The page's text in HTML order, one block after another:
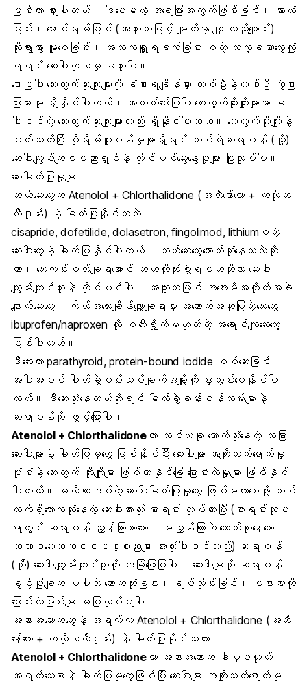
ဖြစ်တာ ရှားပါတယ်။ ဒါပေမယ့် အရေပြားအကွက်ဖြစ်ခြင်း၊ ယားယံ
ခြင်း၊ ရောင်ရမ်းခြင်း (အထူးသဖြင့် မျက်နှာ လျှာ လည်ချောင်း)၊
ဆိုးရွားစွာ မူးဝေခြင်း၊ အသက်ရှူရခက်ခြင်း စတဲ့ လက္ခဏာတွေကြုံ
ရရင် ဆေးဝါးကုသမှု ခံယူပါ။
ဖော်ပြပါ ဘေးထွက်ဆိုးကျိုးများကို ခံစားရချိန်မှာ တစ်ဦးနဲ့တစ်ဦး ကွဲပြား
ခြားနားမှု ရှိနိုင်ပါတယ်။ အထက်ဖော်ပြပါ ဘေးထွက်ဆိုးကျိုးများမှာ မ
ပါဝင်တဲ့ ဘေးထွက်ဆိုးကျိုးများလည်း ရှိနိုင်ပါတယ်။ ဘေးထွက်ဆိုးကျိုးနဲ့
ပတ်သက်ပြီး စိုးရိမ်ပူပန်မှုများရှိရင် သင့်ရဲ့ဆရာဝန် (သို့)
ဆေးဝါးကျွမ်းကျင်ပညာရှင်နဲ့ တိုင်ပင်ဆွေးနွေးမှုများ ပြုလုပ်ပါ။
ဆေးဓါတ်ပြုမှုများ
ဘယ်ဆေးတွေက Atenolol + Chlorthalidone (အတီနော်ေ်လော + ကလိုသ
လီဒုန်း) နဲ့ ဓါတ်ပြုနိုင်သလဲ
cisapride, dofetilide, dolasetron, fingolimod, lithiumစတဲ့
ဆေးဝါးတွေနဲ့ ဓါတ်ပြုနိုင်ပါတယ်။ ဘယ်ဆေးတွေသောက်သုံးနေသလဲဆို
တာ၊ ဘေးကင်းစိတ်ချရအောင် ဘယ်လိုသုံးစွဲရမယ်ဆိုတာ ဆေးဝါး
ကျွမ်းကျင်သူနဲ့ တိုင်ပင်ပါ။ အထူးသဖြင့် အအေးမိအကိုက်အခဲ
ပျောက်ဆေးတွေ၊ ကိုယ်အလေးချိန်လျှော့ချရာမှာ အထောက်အကူပြုတဲ့ဆေးတွေ၊
ibuprofen/naproxen လို စတီးရွိုက်မဟုတ်တဲ့ အရောင်ကျဆေးတွေ
ဖြစ်ပါတယ်။
ဒီဆေးဟာ parathyroid, protein-bound iodide စစ်ဆေးခြင်း
အပါအဝင် ဓါတ်ခွဲစမ်းသပ်ချက်အချို့ကို မှားယွင်းစေနိုင်ပါ
တယ်။ ဒီဆေးသုံးနေတယ်ဆိုရင် ဓါတ်ခွဲခန်းဝန်ထမ်းများနဲ့
ဆရာဝန်ကို ဖွင့်ပြောပါ။
Atenolol + Chlorthalidone ဟာ သင်ယခု သောက်သုံးနေတဲ့ တခြား
ဆေးဝါးများနဲ့ ဓါတ်ပြုမှုတွေ ဖြစ်နိုင်ပြီး ဆေးဝါးများ အကျိုးသက်ရောက်မှု
ပုံစံနဲ့ ဘေးထွက် ဆိုးကျိုးများ ဖြစ်လာနိုင်ခြေ ပြောင်းလဲမှုများ ဖြစ်နိုင်
ပါတယ်။ မလိုလားအပ်တဲ့ ဆေးဝါးဓါတ်ပြုမှုတွေ ဖြစ်မလာစေဖို့ သင်
လက်ရှိသောက်သုံးနေတဲ့ ဆေးဝါးအားလုံး စာရင်း လုပ်ထားပြီး (စာရင်းလုပ်
ရာတွင် ဆရာဝန် ညွှန်ကြားထားသော၊ မညွှန်ကြားဘဲ သောက်သုံးနေသော၊
သဘာဝဆေးဘက်ဝင်ပစ္စည်းများ အားလုံးပါဝင်သည်) ဆရာဝန်
(သို့်) ဆေးဝါးကျွမ်းကျင်သူကို အမြဲပြောပြပါ။ ဆေးဝါးများကို ဆရာဝန်
ခွင့်ပြုချက် မပါဘဲ သောက်သုံးခြင်း၊ ရပ်ဆိုင်းခြင်း၊ ပမာဏကို
ပြောင်းလဲခြင်းများ မပြုလုပ်ရပါ။
အစားအသောက်တွေနဲ့ အရက်က Atenolol + Chlorthalidone (အတီ
နော်ေ်လော + ကလိုသလီဒုန်း) နဲ့ ဓါတ်ပြုနိုင်သလား
Atenolol + Chlorthalidone ဟာ အစားအသောက် ဒါမှမဟုတ်
အရက်သေစာနဲ့ ဓါတ်ပြုမှုတွေဖြစ်ပြီး ဆေးဝါးများ အကျိုးသက်ရောက်မှု